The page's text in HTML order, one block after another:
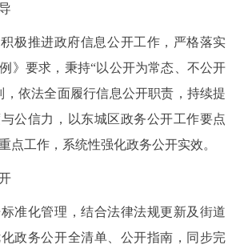
推进政府信息公开工作，严格落实
》要求，秉持“以公开为常态、不公开
，依法全面履行信息公开职责，持续提
公信力，以东城区政务公开工作要点
点工作，系统性强化政务公开实效。
化管理，结合法律法规更新及街道
政务公开全清单、公开指南，同步完